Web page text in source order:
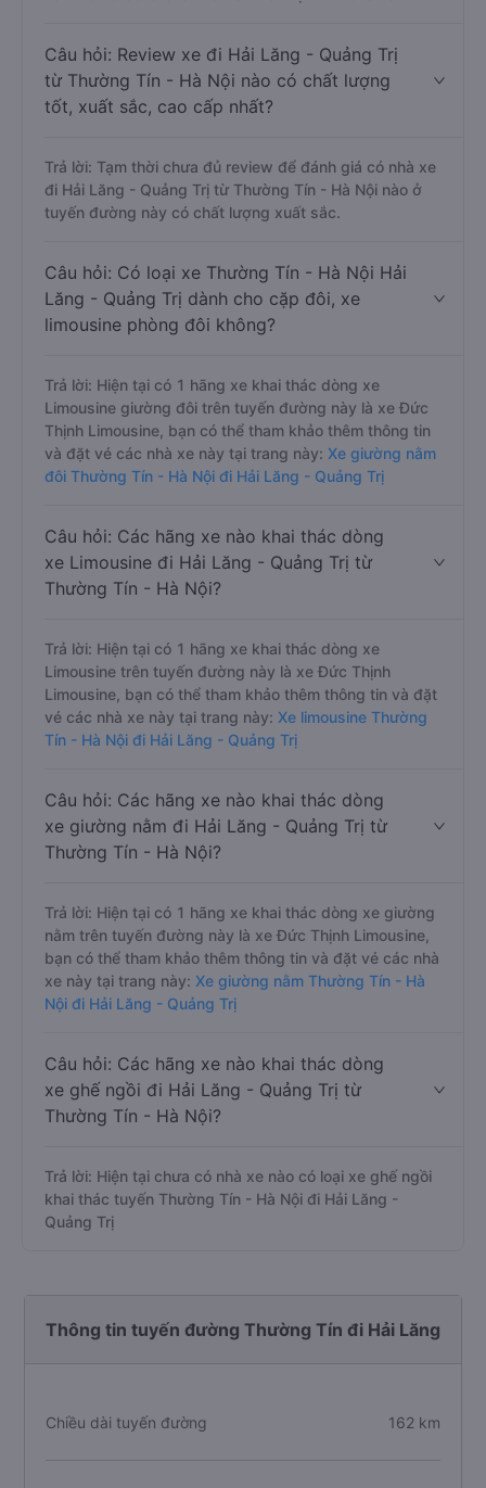
Câu hỏi: Review xe đi Hải Lăng - Quảng Trị
từ Thường Tín - Hà Nội nào có chất lượng
tốt, xuất sắc, cao cấp nhất?
Trả lời: Tạm thời chưa đủ review để đánh giá có nhà xe
đi Hải Lăng - Quảng Trị từ Thường Tín - Hà Nội nào ở
tuyến đường này có chất lượng xuất sắc.
Câu hỏi: Có loại xe Thường Tín - Hà Nội Hải
Lăng - Quảng Trị dành cho cặp đôi, xe
limousine phòng đôi không?
Trả lời: Hiện tại có 1 hãng xe khai thác dòng xe
Limousine giường đôi trên tuyến đường này là xe Đức
Thịnh Limousine, bạn có thể tham khảo thêm thông tin
và đặt vé các nhà xe này tại trang này: Xe giường nằm
đôi Thường Tín - Hà Nội đi Hải Lăng - Quảng Trị
Câu hỏi: Các hãng xe nào khai thác dòng
xe Limousine đi Hải Lăng - Quảng Trị từ
Thường Tín - Hà Nội?
Trả lời: Hiện tại có 1 hãng xe khai thác dòng xe
Limousine trên tuyến đường này là xe Đức Thịnh
Limousine, bạn có thể tham khảo thêm thông tin và đặt
vé các nhà xe này tại trang này: Xe limousine Thường
Tín - Hà Nội đi Hải Lăng - Quảng Trị
Câu hỏi: Các hãng xe nào khai thác dòng
xe giường nằm đi Hải Lăng - Quảng Trị từ
Thường Tín - Hà Nội?
Trả lời: Hiện tại có 1 hãng xe khai thác dòng xe giường
nằm trên tuyến đường này là xe Đức Thịnh Limousine,
bạn có thể tham khảo thêm thông tin và đặt vé các nhà
xe này tại trang này: Xe giường nằm Thường Tín - Hà
Nội đi Hải Lăng - Quảng Trị
Câu hỏi: Các hãng xe nào khai thác dòng
xe ghế ngồi đi Hải Lăng - Quảng Trị từ
Thường Tín - Hà Nội?
Trả lời: Hiện tại chưa có nhà xe nào có loại xe ghế ngồi
khai thác tuyến Thường Tín - Hà Nội đi Hải Lăng -
Quảng Trị
Thông tin tuyến đường Thường Tín đi Hải Lăng
Chiều dài tuyến đường 162 km